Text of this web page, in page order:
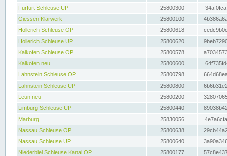
Fürfurt Schleuse UP
25800300
Giessen Klärwerk
25800100
Hollerich Schleuse OP
25800618
Hollerich Schleuse UP
25800620
Kalkofen Schleuse OP
25800578
Kalkofen neu
25800600
Lahnstein Schleuse OP
25800798
Lahnstein Schleuse UP
25800800
Leun neu
25800200
Limburg Schleuse UP
25800440
Marburg
25830056
Nassau Schleuse OP
25800638
Nassau Schleuse UP
25800640
Niederbiel Schleuse Kanal OP
25800177